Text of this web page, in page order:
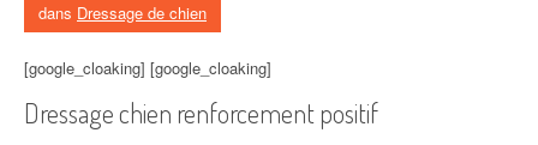
dans Dressage de chien
[google_cloaking] [google_cloaking]
Dressage chien renforcement positif